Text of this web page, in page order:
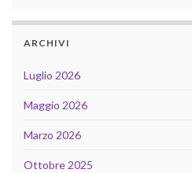
ARCHIVI
Luglio 2026
Maggio 2026
Marzo 2026
Ottobre 2025